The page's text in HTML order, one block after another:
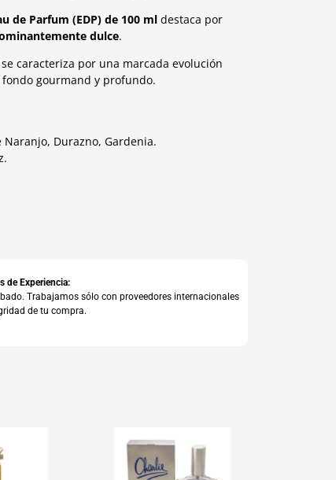
de Parfum (EDP) de 100 mldestaca por
dulce.
caracteriza por una marcada evolución
gourmand y profundo.
Naranjo, Durazno, Gardenia.
de Experiencia:
Trabajamos sólo con proveedores internacionales
de tu compra.